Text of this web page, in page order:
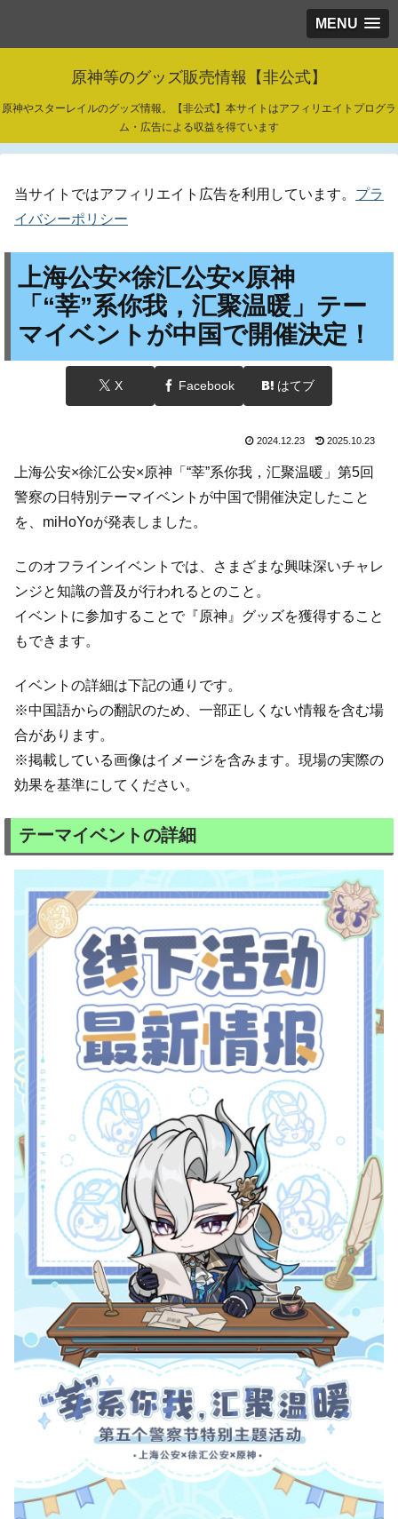
MENU
原神等のグッズ販売情報【非公式】
原神やスターレイルのグッズ情報。【非公式】本サイトはアフィリエイトプログラ
ム・広告による収益を得ています
当サイトではアフィリエイト広告を利用しています。 プラ
イバシーポリシー
上海公安×徐汇公安×原神
「“莘”系你我，汇聚温暖」テー
マイベントが中国で開催決定！
X Facebook はてブ
2024.12.23 2025.10.23
上海公安×徐汇公安×原神「“莘”系你我，汇聚温暖」第5回
警察の日特別テーマイベントが中国で開催決定したこと
を、miHoYoが発表しました。
このオフラインイベントでは、さまざまな興味深いチャレ
ンジと知識の普及が行われるとのこと。
イベントに参加することで『原神』グッズを獲得すること
もできます。
イベントの詳細は下記の通りです。
※中国語からの翻訳のため、一部正しくない情報を含む場
合があります。
※掲載している画像はイメージを含みます。現場の実際の
効果を基準にしてください。
テーマイベントの詳細